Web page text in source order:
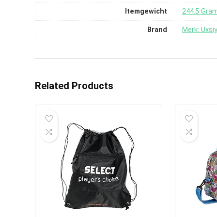
Itemgewicht ‎244.5
Brand Merk:
Related Products